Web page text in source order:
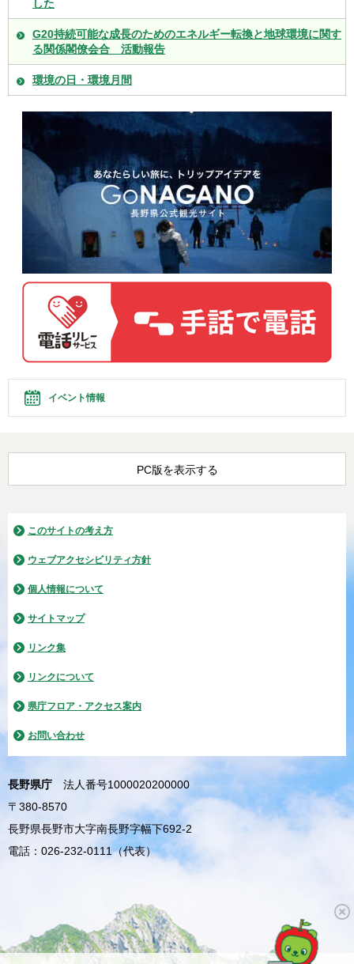
した
G20持続可能な成長のためのエネルギー転換と地球環境に関す
る関係閣僚会合 活動報告
環境の日・環境月間
イベント情報
PC版を表示する
このサイトの考え方
ウェブアクセシビリティ方針
個人情報について
サイトマップ
リンク集
リンクについて
県庁フロア・アクセス案内
お問い合わせ
長野県庁
法人番号1000020200000
〒380-8570
長野県長野市大字南長野字幅下692-2
電話：026-232-0111（代表）